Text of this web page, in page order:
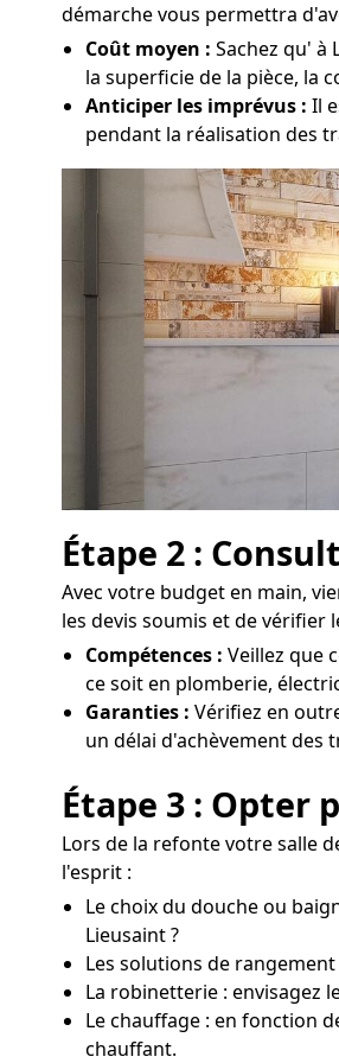
démarche vous permettra
Coût moyen : Sachez qu' à
la superficie de la pièce, la
Anticiper les imprévus : Il
pendant la réalisation des
Étape 2 :
Avec votre budget en main,
les devis soumis et de vérifier
Compétences : Veillez que
ce soit en plomberie,
Garanties : Vérifiez en
un délai d'achèvement des
Étape 3 : Opter
Lors de la refonte votre salle
l'esprit :
Le choix du douche ou
Lieusaint ?
Les solutions de
La robinetterie : envisagez
Le chauffage : en fonction
chauffant.